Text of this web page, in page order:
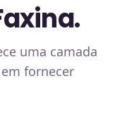
uma camada
fornecer